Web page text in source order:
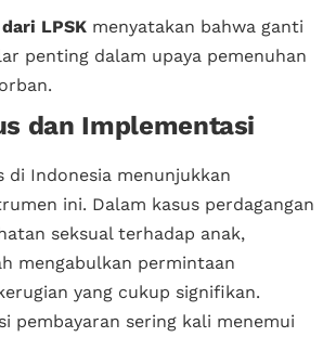
LPSK menyatakan bahwa ganti
penting dalam upaya pemenuhan
dan Implementasi
di Indonesia menunjukkan
ini. Dalam kasus perdagangan
seksual terhadap anak,
mengabulkan permintaan
yang cukup signifikan.
pembayaran sering kali menemui